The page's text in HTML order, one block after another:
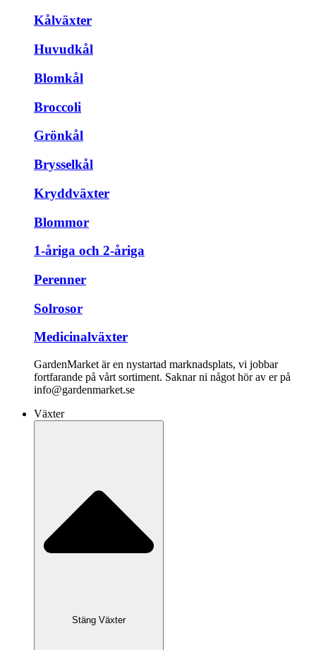
Kålväxter
Huvudkål
Blomkål
Broccoli
Grönkål
Brysselkål
Kryddväxter
Blommor
1-åriga och 2-åriga
Perenner
Solrosor
Medicinalväxter
GardenMarket är en nystartad marknadsplats, vi jobbar
fortfarande på vårt sortiment. Saknar ni något hör av er på
info@gardenmarket.se
Växter
Stäng Växter